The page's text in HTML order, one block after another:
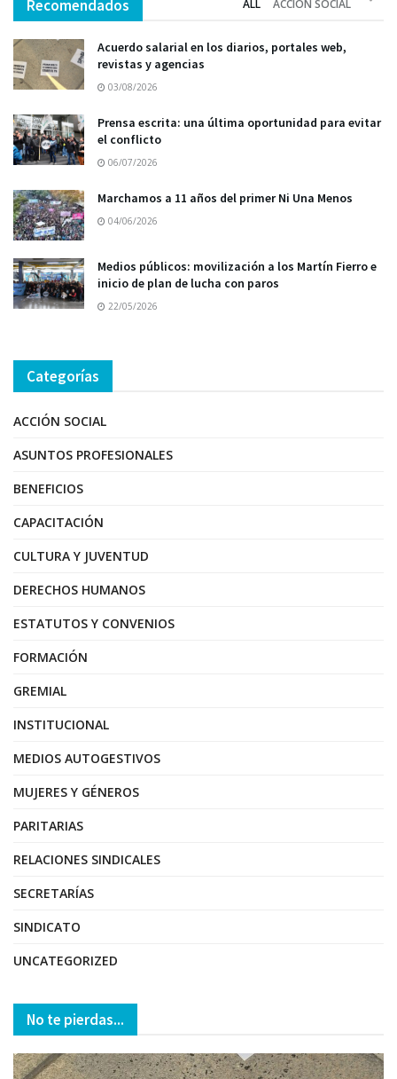
Recomendados ALL ACCIÓN SOCIAL
Acuerdo salarial en los diarios, portales web,
revistas y agencias
03/08/2026
Prensa escrita: una última oportunidad para evitar
el conflicto
06/07/2026
Marchamos a 11 años del primer Ni Una Menos
04/06/2026
Medios públicos: movilización a los Martín Fierro e
inicio de plan de lucha con paros
22/05/2026
Categorías
ACCIÓN SOCIAL
ASUNTOS PROFESIONALES
BENEFICIOS
CAPACITACIÓN
CULTURA Y JUVENTUD
DERECHOS HUMANOS
ESTATUTOS Y CONVENIOS
FORMACIÓN
GREMIAL
INSTITUCIONAL
MEDIOS AUTOGESTIVOS
MUJERES Y GÉNEROS
PARITARIAS
RELACIONES SINDICALES
SECRETARÍAS
SINDICATO
UNCATEGORIZED
No te pierdas...